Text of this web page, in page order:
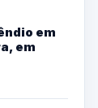
em
em